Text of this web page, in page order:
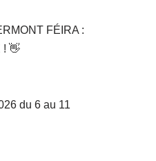
FÉIRA :
! 👋
du 6 au 11